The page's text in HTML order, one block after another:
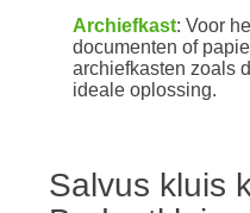
Archiefkast: Voor
documenten of
archiefkasten zoals
ideale oplossing.
Salvus kluis